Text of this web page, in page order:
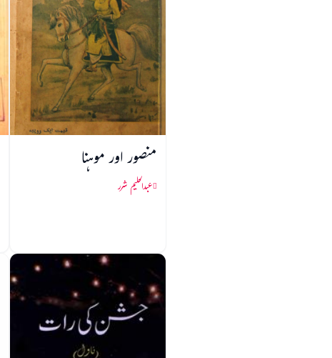
منصور اور موہنا
عبدالحلیم شرر